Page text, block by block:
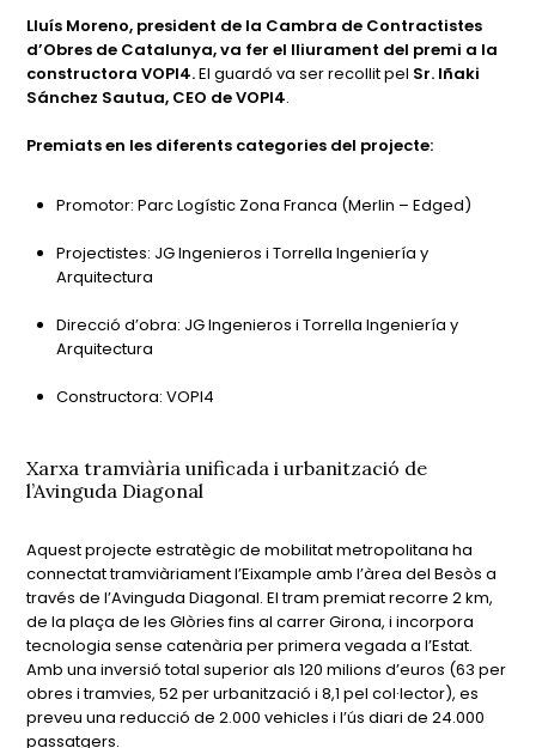
Lluís Moreno, president de la Cambra de Contractistes
d’Obres de Catalunya, va fer el lliurament del premi a la
constructora VOPI4.El guardó va ser recollit pel Sr. Iñaki
Sánchez Sautua, CEO de VOPI4.
Premiats en les diferents categories del projecte:
Promotor: Parc Logístic Zona Franca (Merlin – Edged)
Projectistes: JG Ingenieros i Torrella Ingeniería y
Arquitectura
Direcció d’obra: JG Ingenieros i Torrella Ingeniería y
Arquitectura
Constructora: VOPI4
Xarxa tramviària unificada i urbanització de
l’Avinguda Diagonal
Aquest projecte estratègic de mobilitat metropolitana ha
connectat tramviàriament l’Eixample amb l’àrea del Besòs a
través de l’Avinguda Diagonal. El tram premiat recorre 2 km,
de la plaça de les Glòries fins al carrer Girona, i incorpora
tecnologia sense catenària per primera vegada a l’Estat.
Amb una inversió total superior als 120 milions d’euros (63 per
obres i tramvies, 52 per urbanització i 8,1 pel col·lector), es
preveu una reducció de 2.000 vehicles i l’ús diari de 24.000
passatgers.